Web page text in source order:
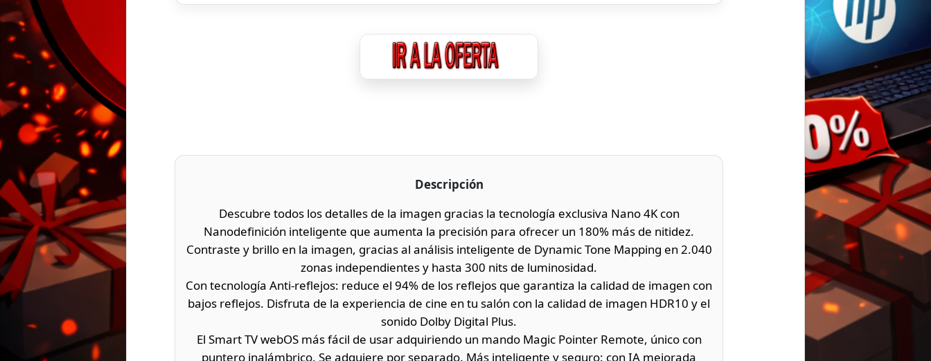
Descripción
Descubre todos los detalles de la imagen gracias la tecnología exclusiva Nano 4K con
Nanodefinición inteligente que aumenta la precisión para ofrecer un 180% más de nitidez.
Contraste y brillo en la imagen, gracias al análisis inteligente de Dynamic Tone Mapping en 2.040
zonas independientes y hasta 300 nits de luminosidad.
Con tecnología Anti-reflejos: reduce el 94% de los reflejos que garantiza la calidad de imagen con
bajos reflejos. Disfruta de la experiencia de cine en tu salón con la calidad de imagen HDR10 y el
sonido Dolby Digital Plus.
El Smart TV webOS más fácil de usar adquiriendo un mando Magic Pointer Remote, único con
puntero inalámbrico. Se adquiere por separado. Más inteligente y seguro: con IA mejorada